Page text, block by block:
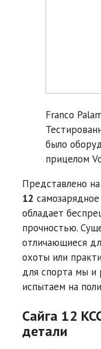
Franco
было
прицелом
Представлено
12
обладает
прочностью.
отличающиеся
охоты или
для спорта мы и
испытаем на
Сайга 12
детали